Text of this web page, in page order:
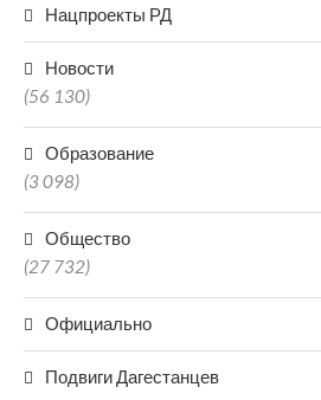
Нацпроекты РД
Новости
(56 130)
Образование
(3 098)
Общество
(27 732)
Официально
Подвиги Дагестанцев